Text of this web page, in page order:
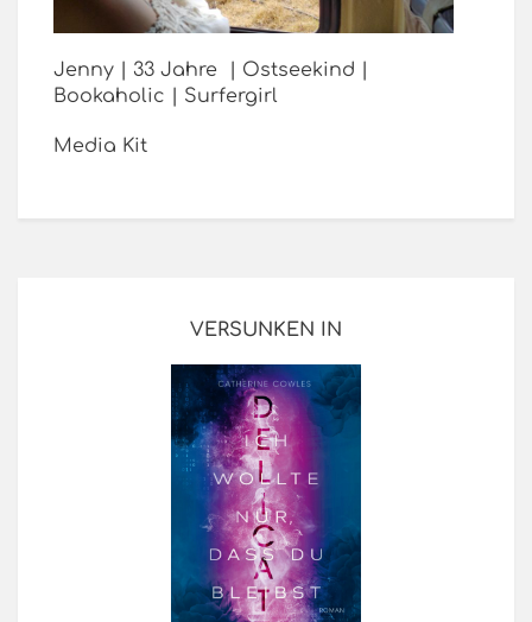
Jenny | 33 Jahre | Ostseekind |
Bookaholic | Surfergirl
Media Kit
VERSUNKEN IN